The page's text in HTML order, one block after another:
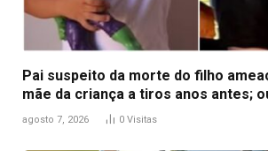
Pai suspeito da morte do filho
mãe da criança a tiros anos antes;
agosto 7, 2026 0 Visitas